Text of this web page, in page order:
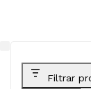
Filtrar